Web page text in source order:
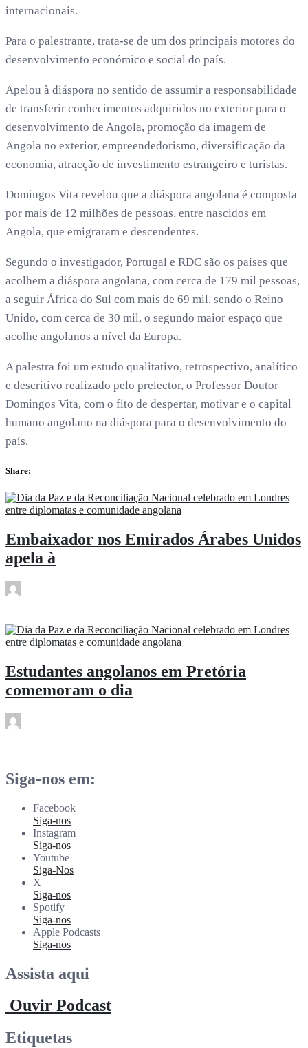
internacionais.
Para o palestrante, trata-se de um dos principais motores do
desenvolvimento económico e social do país.
Apelou à diáspora no sentido de assumir a responsabilidade
de transferir conhecimentos adquiridos no exterior para o
desenvolvimento de Angola, promoção da imagem de
Angola no exterior, empreendedorismo, diversificação da
economia, atracção de investimento estrangeiro e turistas.
Domingos Vita revelou que a diáspora angolana é composta
por mais de 12 milhões de pessoas, entre nascidos em
Angola, que emigraram e descendentes.
Segundo o investigador, Portugal e RDC são os países que
acolhem a diáspora angolana, com cerca de 179 mil pessoas,
a seguir África do Sul com mais de 69 mil, sendo o Reino
Unido, com cerca de 30 mil, o segundo maior espaço que
acolhe angolanos a nível da Europa.
A palestra foi um estudo qualitativo, retrospectivo, analítico
e descritivo realizado pelo prelector, o Professor Doutor
Domingos Vita, com o fito de despertar, motivar e o capital
humano angolano na diáspora para o desenvolvimento do
país.
Share:
Embaixador nos Emirados Árabes Unidos
apela à
Estudantes angolanos em Pretória
comemoram o dia
Siga-nos em:
Facebook
Siga-nos
Instagram
Siga-nos
Youtube
Siga-Nos
X
Siga-nos
Spotify
Siga-nos
Apple Podcasts
Siga-nos
Assista aqui
Ouvir Podcast
Etiquetas